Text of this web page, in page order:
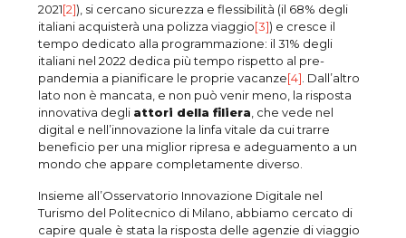
2021[2]), si cercano sicurezza e flessibilità (il 68% degli
italiani acquisterà una polizza viaggio[3]) e cresce il
tempo dedicato alla programmazione: il 31% degli
italiani nel 2022 dedica più tempo rispetto al pre-
pandemia a pianificare le proprie vacanze[4] . Dall’altro
lato non è mancata, e non può venir meno, la risposta
innovativa degli attori della filiera , che vede nel
digital e nell’innovazione la linfa vitale da cui trarre
beneficio per una miglior ripresa e adeguamento a un
mondo che appare completamente diverso.
Insieme all’Osservatorio Innovazione Digitale nel
Turismo del Politecnico di Milano, abbiamo cercato di
capire quale è stata la risposta delle agenzie di viaggio